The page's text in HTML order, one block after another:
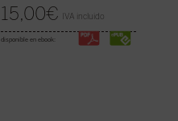
15,00€ IVA incluido
disponible en ebook: